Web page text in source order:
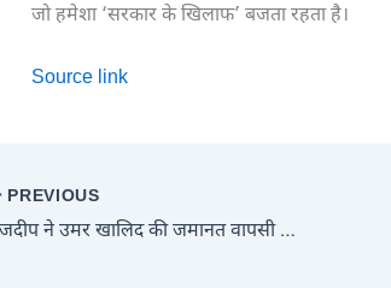
जो हमेशा ‘सरकार के खिलाफ’ बजता रहता है।
Source link
PREVIOUS
राजदीप ने उमर खालिद की जमानत वापसी और देरी की रणनीति को ठहराया सही